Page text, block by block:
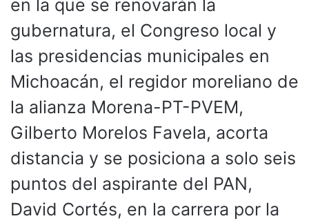
en la que se renovarán la
gubernatura, el Congreso local y
las presidencias municipales en
Michoacán, el regidor moreliano de
la alianza Morena-PT-PVEM,
Gilberto Morelos Favela, acorta
distancia y se posiciona a solo seis
puntos del aspirante del PAN,
David Cortés, en la carrera por la